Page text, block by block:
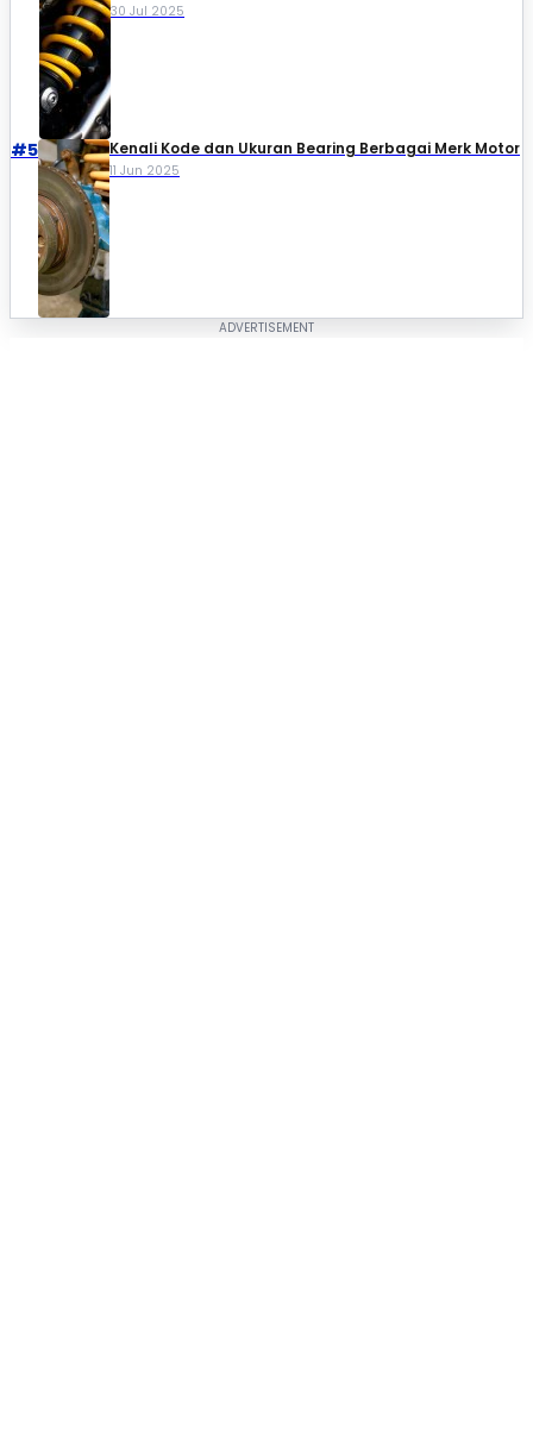
30 Jul 2025
#5 Kenali Kode dan Ukuran Bearing Berbagai Merk Motor
11 Jun 2025